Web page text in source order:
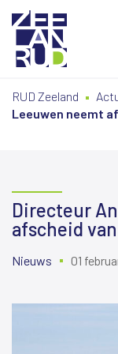
naar
naarRUD Zeeland
Leeuwen neemt
Directeur
afscheid
Nieuws 01